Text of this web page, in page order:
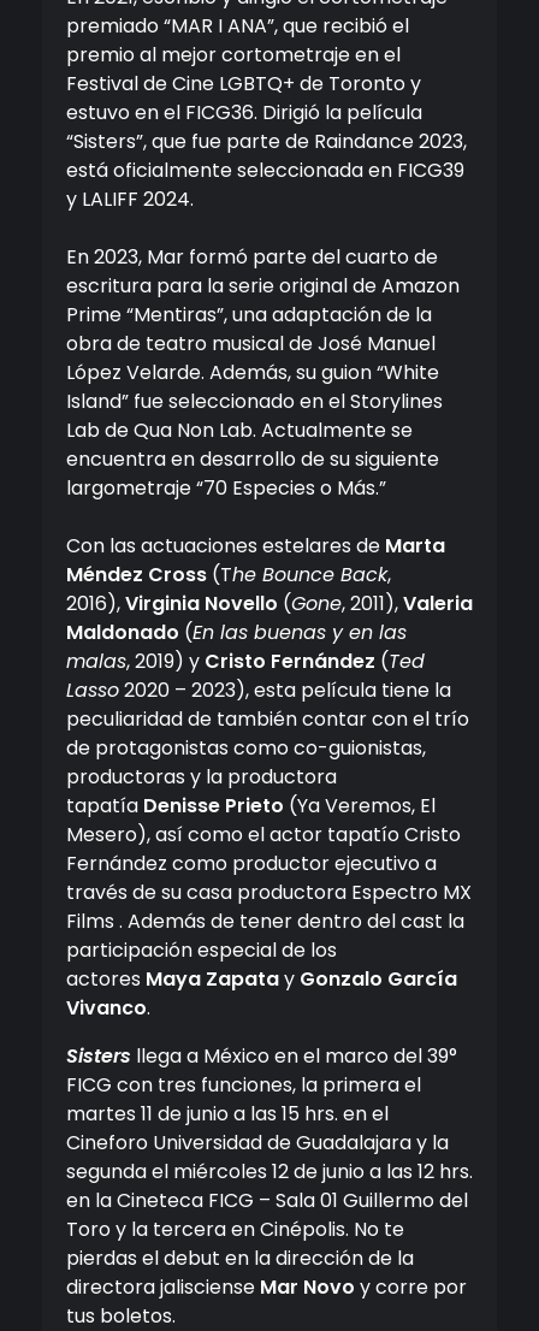
premiado “MAR I ANA”, que recibió el
premio al mejor cortometraje en el
Festival de Cine LGBTQ+ de Toronto y
estuvo en el FICG36. Dirigió la película
“Sisters”, que fue parte de Raindance 2023,
está oficialmente seleccionada en FICG39
y LALIFF 2024.
En 2023, Mar formó parte del cuarto de
escritura para la serie original de Amazon
Prime “Mentiras”, una adaptación de la
obra de teatro musical de José Manuel
López Velarde. Además, su guion “White
Island” fue seleccionado en el Storylines
Lab de Qua Non Lab. Actualmente se
encuentra en desarrollo de su siguiente
largometraje “70 Especies o Más.”
Con las actuaciones estelares de Marta
Méndez Cross (The Bounce Back,
2016),Virginia Novello (Gone, 2011),Valeria
Maldonado (En las buenas y en las
malas, 2019) y Cristo Fernández (Ted
Lasso2020 – 2023), esta película tiene la
peculiaridad de también contar con el trío
de protagonistas como co-guionistas,
productoras y la productora
tapatía Denisse Prieto (Ya Veremos, El
Mesero), así como el actor tapatío Cristo
Fernández como productor ejecutivo a
través de su casa productora Espectro MX
Films . Además de tener dentro del cast la
participación especial de los
actores Maya Zapatay Gonzalo García
Vivanco.
Sisters llega a México en el marco del 39°
FICG con tres funciones, la primera el
martes 11 de junio a las 15 hrs. en el
Cineforo Universidad de Guadalajara y la
segunda el miércoles 12 de junio a las 12 hrs.
en la Cineteca FICG – Sala 01 Guillermo del
Toro y la tercera en Cinépolis. No te
pierdas el debut en la dirección de la
directora jalisciense Mar Novo y corre por
tus boletos.